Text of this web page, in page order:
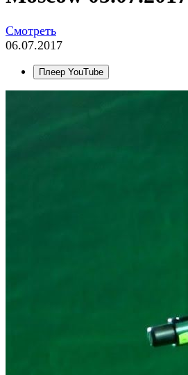
Смотреть
06.07.2017
Плеер YouTube